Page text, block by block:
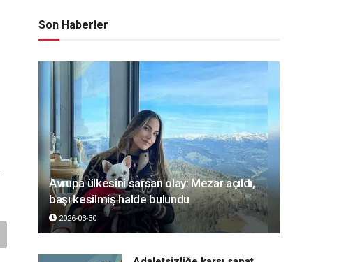
Son Haberler
Avrupa ülkesini sarsan olay: Mezar açıldı,
başı kesilmiş halde bulundu
2026-03-30